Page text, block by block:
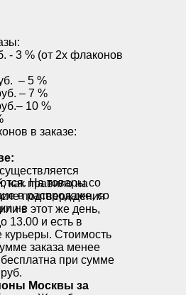
- 3 % (от 2х флаконов
– 5 %
– 7 %
10 %
в заказе:
На товары со
в распродаже, со
не
как правило на
подтверждения
в этот же день,
13.00 и есть в
Стоимость
заказа менее
при сумме
Москвы за